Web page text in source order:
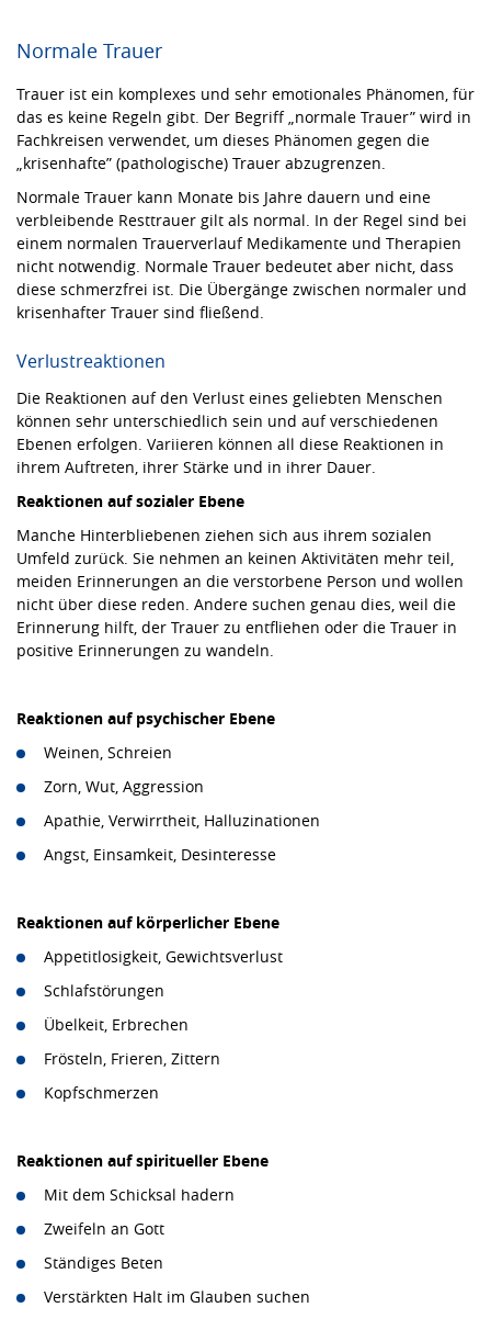
Normale Trauer
Trauer ist ein komplexes und sehr emotionales Phänomen, für
das es keine Regeln gibt. Der Begriff „normale Trauer” wird in
Fachkreisen verwendet, um dieses Phänomen gegen die
„krisenhafte” (pathologische) Trauer abzugrenzen.
Normale Trauer kann Monate bis Jahre dauern und eine
verbleibende Resttrauer gilt als normal. In der Regel sind bei
einem normalen Trauerverlauf Medikamente und Therapien
nicht notwendig. Normale Trauer bedeutet aber nicht, dass
diese schmerzfrei ist. Die Übergänge zwischen normaler und
krisenhafter Trauer sind fließend.
Verlustreaktionen
Die Reaktionen auf den Verlust eines geliebten Menschen
können sehr unterschiedlich sein und auf verschiedenen
Ebenen erfolgen. Variieren können all diese Reaktionen in
ihrem Auftreten, ihrer Stärke und in ihrer Dauer.
Reaktionen auf sozialer Ebene
Manche Hinterbliebenen ziehen sich aus ihrem sozialen
Umfeld zurück. Sie nehmen an keinen Aktivitäten mehr teil,
meiden Erinnerungen an die verstorbene Person und wollen
nicht über diese reden. Andere suchen genau dies, weil die
Erinnerung hilft, der Trauer zu entfliehen oder die Trauer in
positive Erinnerungen zu wandeln.
Reaktionen auf psychischer Ebene
Weinen, Schreien
Zorn, Wut, Aggression
Apathie, Verwirrtheit, Halluzinationen
Angst, Einsamkeit, Desinteresse
Reaktionen auf körperlicher Ebene
Appetitlosigkeit, Gewichtsverlust
Schlafstörungen
Übelkeit, Erbrechen
Frösteln, Frieren, Zittern
Kopfschmerzen
Reaktionen auf spiritueller Ebene
Mit dem Schicksal hadern
Zweifeln an Gott
Ständiges Beten
Verstärkten Halt im Glauben suchen